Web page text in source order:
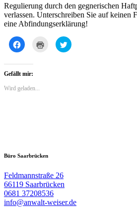
Regulierung durch den gegnerischen
verlassen. Unterschreiben Sie auf keinen
eine Abfindungserklärung!
Klick,
um
zu
teilen
(Wird
in
neuem
Klicken
zum
Ausdrucken
Klick,
um
Gefällt mir:
Wird geladen...
Büro Saarbrücken
Feldmannstraße 26
66119 Saarbrücken
0681 37208536
info@anwalt-weiser.de